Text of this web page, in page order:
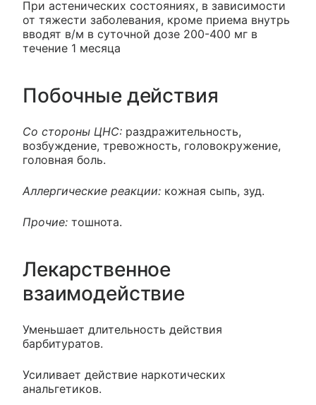
При астенических состояниях, в зависимости
от тяжести заболевания, кроме приема внутрь
вводят в/м в суточной дозе 200-400 мг в
течение 1 месяца
Побочные действия
Со стороны ЦНС: раздражительность,
возбуждение, тревожность, головокружение,
головная боль.
Аллергические реакции: кожная сыпь, зуд.
Прочие: тошнота.
Лекарственное
взаимодействие
Уменьшает длительность действия
барбитуратов.
Усиливает действие наркотических
анальгетиков.